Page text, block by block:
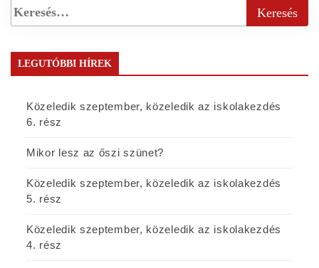
LEGUTÓBBI HÍREK
Közeledik szeptember, közeledik az iskolakezdés
6. rész
Mikor lesz az őszi szünet?
Közeledik szeptember, közeledik az iskolakezdés
5. rész
Közeledik szeptember, közeledik az iskolakezdés
4. rész